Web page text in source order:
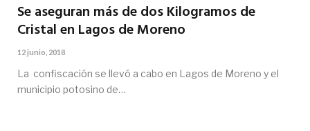
Se aseguran más de dos Kilogramos de
Cristal en Lagos de Moreno
12 junio, 2018
La confiscación se llevó a cabo en Lagos de Moreno y el
municipio potosino de…